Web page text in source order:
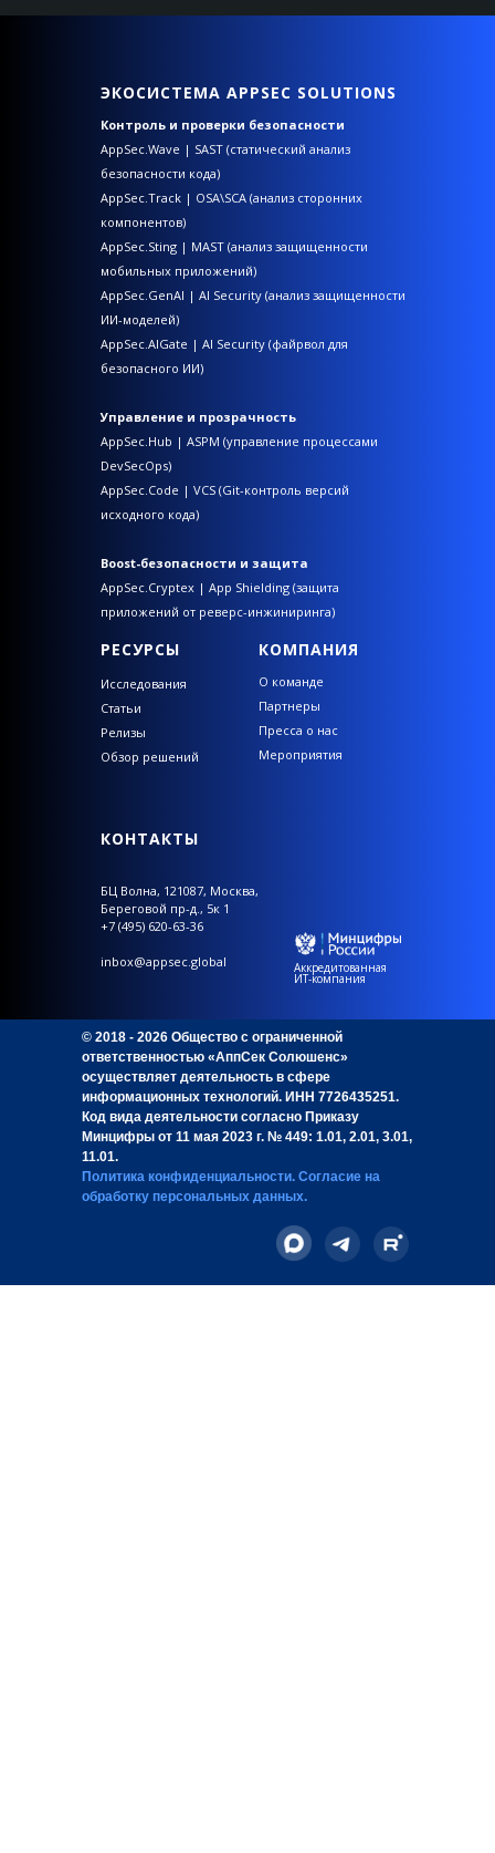
ЭКОСИСТЕМА APPSEC SOLUTIONS
Контроль и проверки безопасности
AppSec.Wave | SAST (статический анализ
безопасности кода)
AppSec.Track | OSA\SCA (анализ сторонних
компонентов)
AppSec.Sting | MAST (анализ защищенности
мобильных приложений)
AppSec.GenAI | AI Security (анализ защищенности
ИИ-моделей)
AppSec.AIGate | AI Security (файрвол для
безопасного ИИ)
Управление и прозрачность
AppSec.Hub | ASPM (управление процессами
DevSecOps)
AppSec.Code | VCS (Git-контроль версий
исходного кода)
Boost-безопасности и защита
AppSec.Cryptex | App Shielding (защита
приложений от реверс-инжиниринга)
РЕСУРСЫ
Исследования
Статьи
Релизы
Обзор решений
КОМПАНИЯ
О команде
Партнеры
Пресса о нас
Мероприятия
КОНТАКТЫ
БЦ Волна, 121087, Москва,
Береговой пр-д., 5к 1
+7 (495) 620-63-36
inbox@appsec.global Аккредитованная
ИТ-компания
© 2018 - 2026 Общество с ограниченной
ответственностью «АппСек Солюшенс»
осуществляет деятельность в сфере
информационных технологий. ИНН 7726435251.
Код вида деятельности согласно Приказу
Минцифры от 11 мая 2023 г. № 449: 1.01, 2.01, 3.01,
11.01.
Политика конфиденциальности. Согласие на
обработку персональных данных.